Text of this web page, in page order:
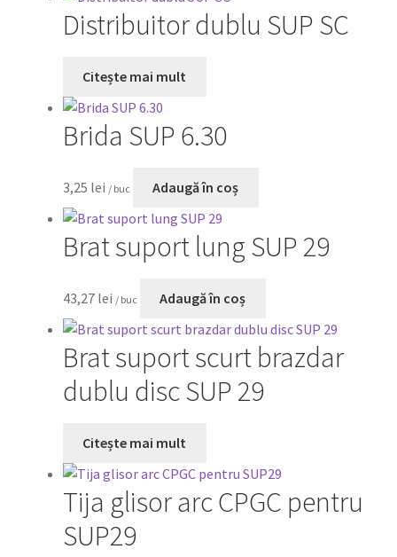
Distribuitor dublu SUP SC
Citește mai mult
Brida SUP 6.30
3,25 lei / buc Adaugă în coș
Brat suport lung SUP 29
43,27 lei / buc Adaugă în coș
Brat suport scurt brazdar
dublu disc SUP 29
Citește mai mult
Tija glisor arc CPGC pentru
SUP29